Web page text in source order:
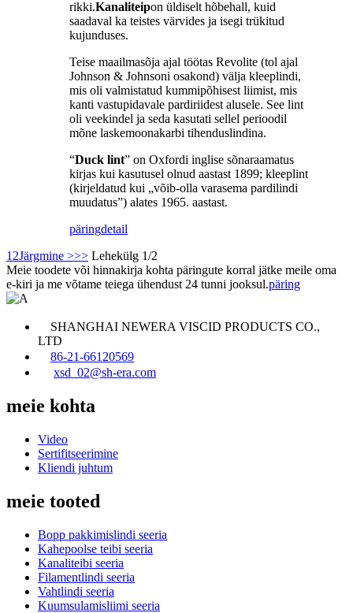
rikki.Kanaliteipon üldiselt hõbehall, kuid
saadaval ka teistes värvides ja isegi trükitud
kujunduses.
Teise maailmasõja ajal töötas Revolite (tol ajal
Johnson & Johnsoni osakond) välja kleeplindi,
mis oli valmistatud kummipõhisest liimist, mis
kanti vastupidavale pardiriidest alusele. See lint
oli veekindel ja seda kasutati sellel perioodil
mõne laskemoonakarbi tihenduslindina.
“Duck lint” on Oxfordi inglise sõnaraamatus
kirjas kui kasutusel olnud aastast 1899; kleeplint
(kirjeldatud kui „võib-olla varasema pardilindi
muudatus”) alates 1965. aastast.
päringdetail
1 2Järgmine >>> Lehekülg 1/2
Meie toodete või hinnakirja kohta päringute korral jätke meile oma
e-kiri ja me võtame teiega ühendust 24 tunni jooksul.päring
SHANGHAI NEWERA VISCID PRODUCTS CO.,
LTD
86-21-66120569
xsd_02@sh-era.com
meie kohta
Video
Sertifitseerimine
Kliendi juhtum
meie tooted
Bopp pakkimislindi seeria
Kahepoolse teibi seeria
Kanaliteibi seeria
Filamentlindi seeria
Vahtlindi seeria
Kuumsulamisliimi seeria